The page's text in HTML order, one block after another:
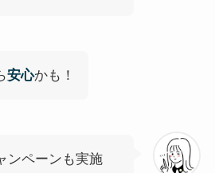
安心かも！
ンペーンも実施